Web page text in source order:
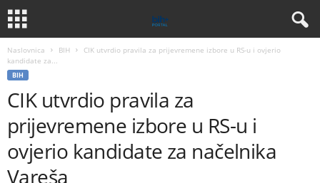
Naslovnica BIH
CIK utvrdio pravila za prijevremene izbore u RS-u i ovjerio
kandidate za...
BIH
CIK utvrdio pravila za
prijevremene izbore u RS-u i
ovjerio kandidate za načelnika
Vareša